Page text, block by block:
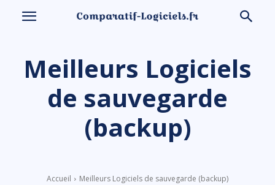
Meilleurs Logiciels
de sauvegarde
(backup)
Accueil Meilleurs Logiciels de sauvegarde (backup)